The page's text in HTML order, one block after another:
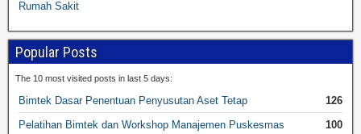
Rumah Sakit
Popular Posts
The 10 most visited posts in last 5 days:
Bimtek Dasar Penentuan Penyusutan Aset Tetap
126
Pelatihan Bimtek dan Workshop Manajemen Puskesmas
100